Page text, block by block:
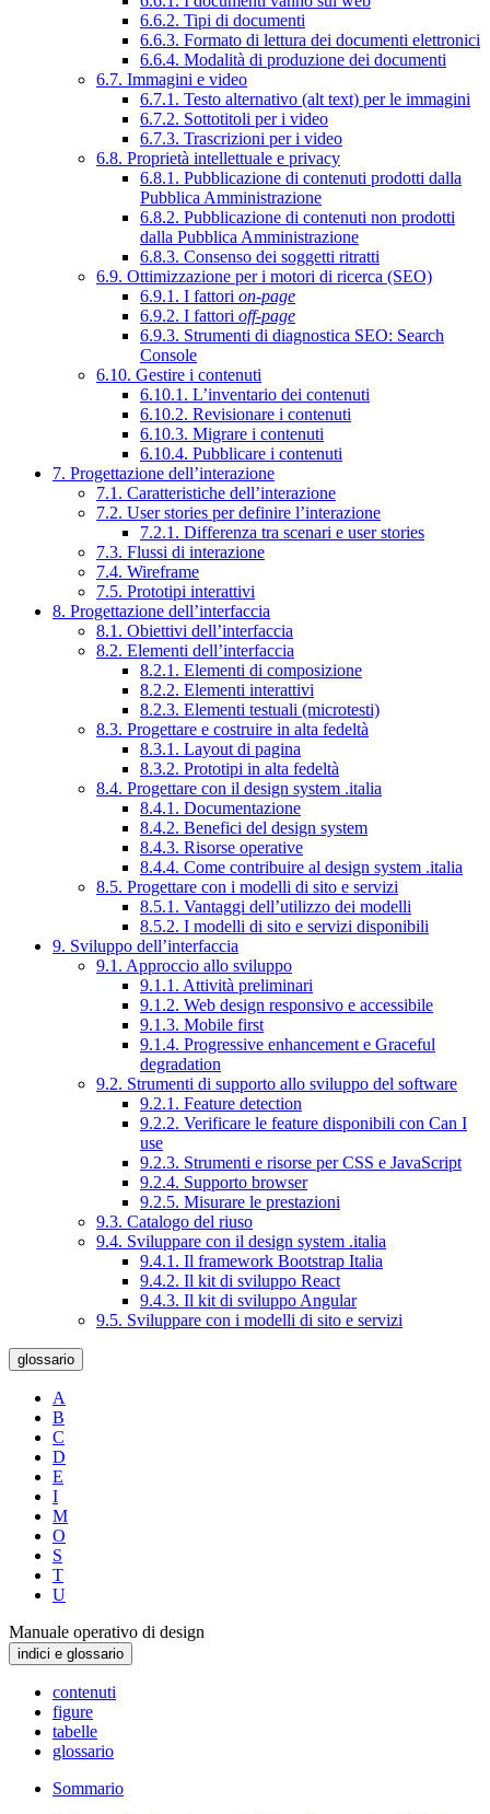
6.6.2. Tipi di documenti
6.6.3. Formato di lettura dei documenti elettronici
6.6.4. Modalità di produzione dei documenti
6.7. Immagini e video
6.7.1. Testo alternativo (alt text) per le immagini
6.7.2. Sottotitoli per i video
6.7.3. Trascrizioni per i video
6.8. Proprietà intellettuale e privacy
6.8.1. Pubblicazione di contenuti prodotti dalla
Pubblica Amministrazione
6.8.2. Pubblicazione di contenuti non prodotti
dalla Pubblica Amministrazione
6.8.3. Consenso dei soggetti ritratti
6.9. Ottimizzazione per i motori di ricerca (SEO)
6.9.1. I fattori on-page
6.9.2. I fattori off-page
6.9.3. Strumenti di diagnostica SEO: Search
Console
6.10. Gestire i contenuti
6.10.1. L’inventario dei contenuti
6.10.2. Revisionare i contenuti
6.10.3. Migrare i contenuti
6.10.4. Pubblicare i contenuti
7. Progettazione dell’interazione
7.1. Caratteristiche dell’interazione
7.2. User stories per definire l’interazione
7.2.1. Differenza tra scenari e user stories
7.3. Flussi di interazione
7.4. Wireframe
7.5. Prototipi interattivi
8. Progettazione dell’interfaccia
8.1. Obiettivi dell’interfaccia
8.2. Elementi dell’interfaccia
8.2.1. Elementi di composizione
8.2.2. Elementi interattivi
8.2.3. Elementi testuali (microtesti)
8.3. Progettare e costruire in alta fedeltà
8.3.1. Layout di pagina
8.3.2. Prototipi in alta fedeltà
8.4. Progettare con il design system .italia
8.4.1. Documentazione
8.4.2. Benefici del design system
8.4.3. Risorse operative
8.4.4. Come contribuire al design system .italia
8.5. Progettare con i modelli di sito e servizi
8.5.1. Vantaggi dell’utilizzo dei modelli
8.5.2. I modelli di sito e servizi disponibili
9. Sviluppo dell’interfaccia
9.1. Approccio allo sviluppo
9.1.1. Attività preliminari
9.1.2. Web design responsivo e accessibile
9.1.3. Mobile first
9.1.4. Progressive enhancement e Graceful
degradation
9.2. Strumenti di supporto allo sviluppo del software
9.2.1. Feature detection
9.2.2. Verificare le feature disponibili con Can I
use
9.2.3. Strumenti e risorse per CSS e JavaScript
9.2.4. Supporto browser
9.2.5. Misurare le prestazioni
9.3. Catalogo del riuso
9.4. Sviluppare con il design system .italia
9.4.1. Il framework Bootstrap Italia
9.4.2. Il kit di sviluppo React
9.4.3. Il kit di sviluppo Angular
9.5. Sviluppare con i modelli di sito e servizi
glossario
A
B
C
D
E
I
M
O
S
T
U
Manuale operativo di design
indici e glossario
contenuti
figure
tabelle
glossario
Sommario